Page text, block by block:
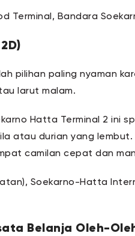
Terminal, Bandara
pilihan paling nyaman
larut malam.
Hatta Terminal 2 ini
atau durian yang
camilan cepat dan
Soekarno-Hatta
Belanja Oleh-